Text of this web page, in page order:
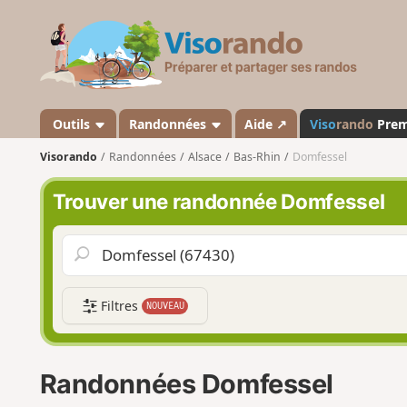
s
a
n
o
Outils Randonnées Aide ↗ Visorando
Visorando Randonnées Alsace Bas-Rhin Domfessel
Trouver une randonnée Domfessel
Filtres NOUVEAU
Randonnées Domfessel